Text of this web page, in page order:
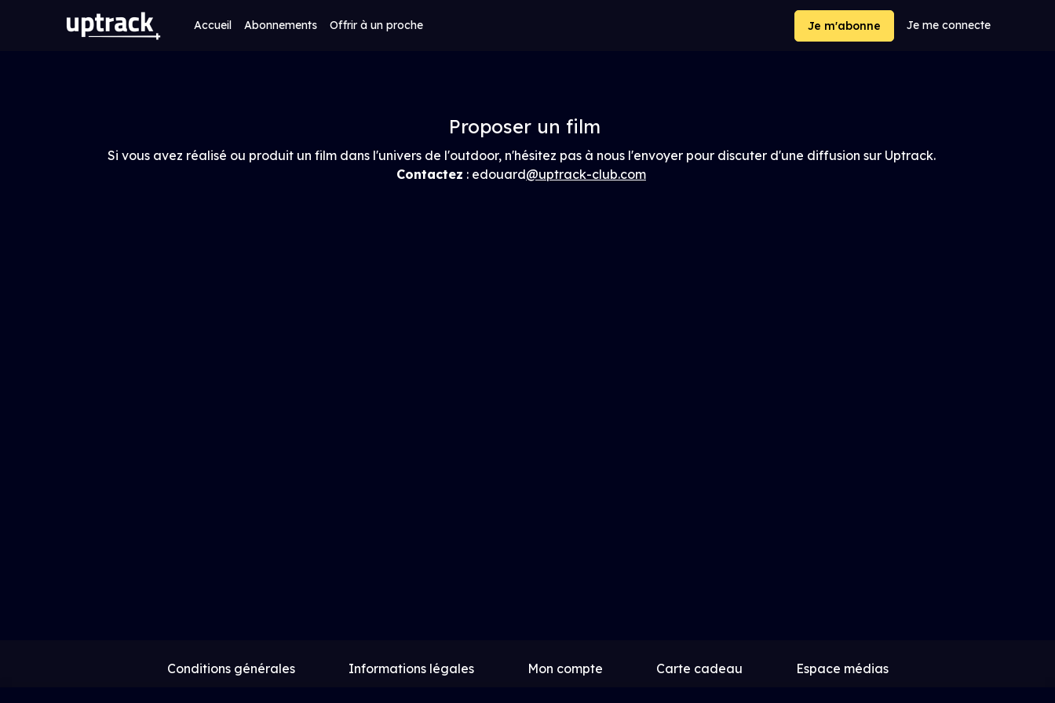
Accueil Abonnements Offrir à un proche Je m'abonne Je me connecte
Proposer un film
Si vous avez réalisé ou produit un film dans l'univers de l'outdoor, n'hésitez pas à nous l'envoyer pour discuter d'une diffusion sur Uptrack.
Contactez : edouard@uptrack-club.com
Conditions générales Informations légales Mon compte Carte cadeau
Espace médias